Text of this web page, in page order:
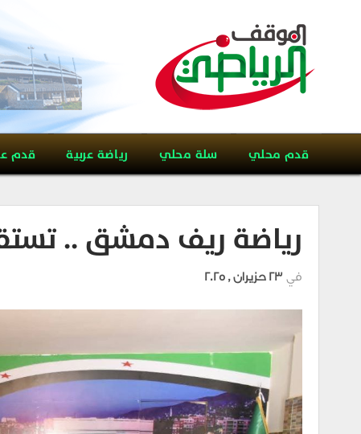
قدم محلي سلة محلي رياضة عربية قدم
رياضة ريف دمشق ..
في 23 حزيران , 2025